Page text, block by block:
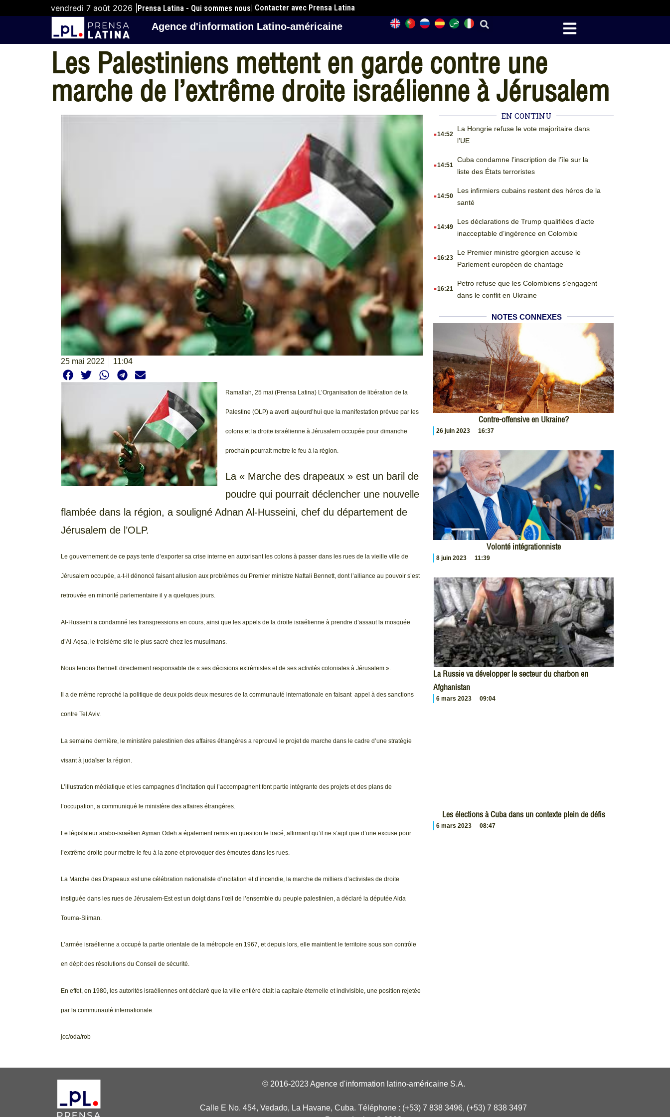
vendredi 7 août 2026 | Prensa Latina - Qui sommes nous| Contacter avec Prensa Latina
Agence d'information Latino-américaine
Les Palestiniens mettent en garde contre une
marche de l’extrême droite israélienne à Jérusalem
25 mai 2022 11:04
Ramallah, 25 mai (Prensa Latina) L’Organisation de libération de la
Palestine (OLP) a averti aujourd’hui que la manifestation prévue par les
colons et la droite israélienne à Jérusalem occupée pour dimanche
prochain pourrait mettre le feu à la région.
La « Marche des drapeaux » est un baril de
poudre qui pourrait déclencher une nouvelle
flambée dans la région, a souligné Adnan Al-Husseini, chef du département de
Jérusalem de l’OLP.
Le gouvernement de ce pays tente d’exporter sa crise interne en autorisant les colons à passer dans les rues de la vieille ville de
Jérusalem occupée, a-t-il dénoncé faisant allusion aux problèmes du Premier ministre Naftali Bennett, dont l’alliance au pouvoir s’est
retrouvée en minorité parlementaire il y a quelques jours.
Al-Husseini a condamné les transgressions en cours, ainsi que les appels de la droite israélienne à prendre d’assaut la mosquée
d’Al-Aqsa, le troisième site le plus sacré chez les musulmans.
Nous tenons Bennett directement responsable de « ses décisions extrémistes et de ses activités coloniales à Jérusalem ».
Il a de même reproché la politique de deux poids deux mesures de la communauté internationale en faisant appel à des sanctions
contre Tel Aviv.
La semaine dernière, le ministère palestinien des affaires étrangères a reprouvé le projet de marche dans le cadre d’une stratégie
visant à judaïser la région.
L’illustration médiatique et les campagnes d’incitation qui l’accompagnent font partie intégrante des projets et des plans de
l’occupation, a communiqué le ministère des affaires étrangères.
Le législateur arabo-israélien Ayman Odeh a également remis en question le tracé, affirmant qu’il ne s’agit que d’une excuse pour
l’extrême droite pour mettre le feu à la zone et provoquer des émeutes dans les rues.
La Marche des Drapeaux est une célébration nationaliste d’incitation et d’incendie, la marche de milliers d’activistes de droite
instiguée dans les rues de Jérusalem-Est est un doigt dans l’œil de l’ensemble du peuple palestinien, a déclaré la députée Aida
Touma-Sliman.
L’armée israélienne a occupé la partie orientale de la métropole en 1967, et depuis lors, elle maintient le territoire sous son contrôle
en dépit des résolutions du Conseil de sécurité.
En effet, en 1980, les autorités israéliennes ont déclaré que la ville entière était la capitale éternelle et indivisible, une position rejetée
par la communauté internationale.
jcc/oda/rob
EN CONTINU
.14:52
La Hongrie refuse le vote majoritaire dans
l’UE
.14:51
Cuba condamne l’inscription de l’île sur la
liste des États terroristes
.14:50
Les infirmiers cubains restent des héros de la
santé
.14:49
Les déclarations de Trump qualifiées d’acte
inacceptable d’ingérence en Colombie
.16:23
Le Premier ministre géorgien accuse le
Parlement européen de chantage
.16:21
Petro refuse que les Colombiens s’engagent
dans le conflit en Ukraine
NOTES CONNEXES
Contre-offensive en Ukraine?
26 juin 2023 16:37
Volonté intégrationniste
8 juin 2023 11:39
La Russie va développer le secteur du charbon en
Afghanistan
6 mars 2023 09:04
Les élections à Cuba dans un contexte plein de défis
6 mars 2023 08:47
© 2016-2023 Agence d'information latino-américaine S.A.
Calle E No. 454, Vedado, La Havane, Cuba. Téléphone : (+53) 7 838 3496, (+53) 7 838 3497